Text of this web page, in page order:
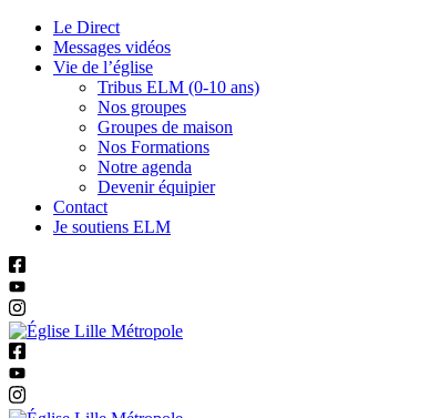
Le Direct
Messages vidéos
Vie de l’église
Tribus ELM (0-10 ans)
Nos groupes
Groupes de maison
Nos Formations
Notre agenda
Devenir équipier
Contact
Je soutiens ELM